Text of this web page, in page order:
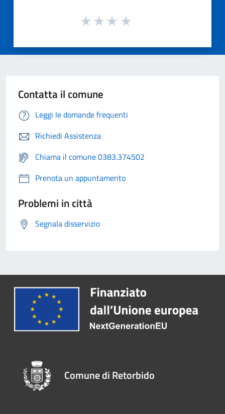
Contatta il comune
Leggi le domande frequenti
Richiedi Assistenza
Chiama il comune 0383.374502
Prenota un appuntamento
Problemi in città
Segnala disservizio
Comune di Retorbido